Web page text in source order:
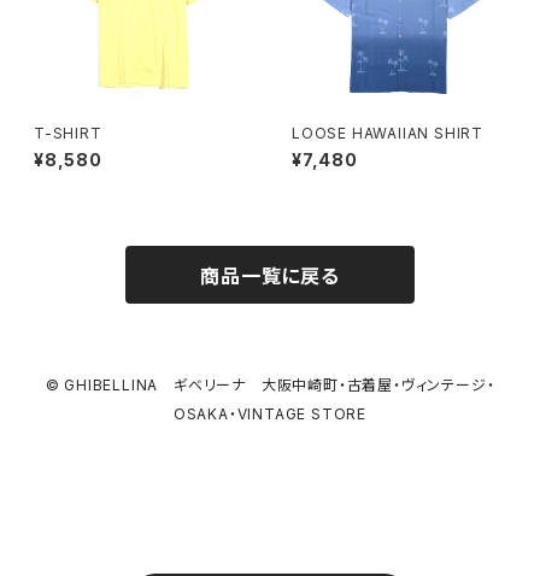
T-SHIRT
¥8,580
LOOSE HAWAIIAN SHIRT
¥7,480
商品一覧に戻る
© GHIBELLINA ギベリーナ 大阪中崎町・古着屋・ヴィンテージ・
OSAKA・VINTAGE STORE